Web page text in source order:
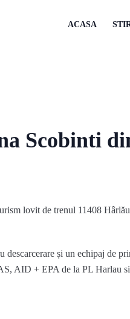
ACASA
Scobinti
lovit de trenul 11408
descarcerare și un echipaj de
AID + EPA de la PL Harlau